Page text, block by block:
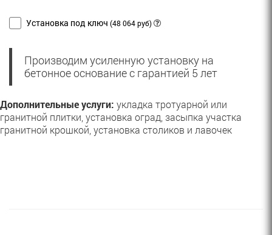
Установка под ключ (48 064 руб)
Производим усиленную установку на
бетонное основание с гарантией 5 лет
Дополнительные услуги: укладка тротуарной или
гранитной плитки, установка оград, засыпка участка
гранитной крошкой, установка столиков и лавочек